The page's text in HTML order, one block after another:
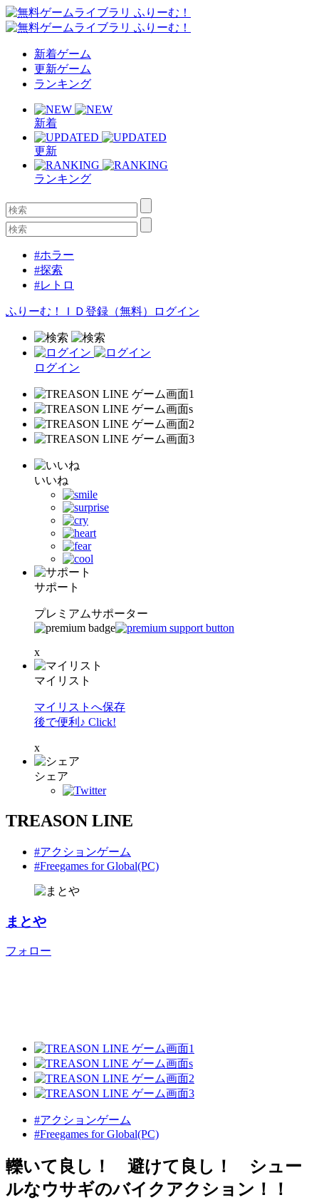
新着ゲーム
更新ゲーム
ランキング
新着
更新
ランキング
#ホラー
#探索
#レトロ
ふりーむ！ＩＤ登録（無料） ログイン
ログイン
いいね
サポート
プレミアムサポーター
x
マイリスト
マイリストへ保存
後で便利♪ Click!
x
シェア
TREASON LINE
#アクションゲーム
#Freegames for Global(PC)
まとや
フォロー
#アクションゲーム
#Freegames for Global(PC)
轢いて良し！ 避けて良し！ シュー
ルなウサギのバイクアクション！！